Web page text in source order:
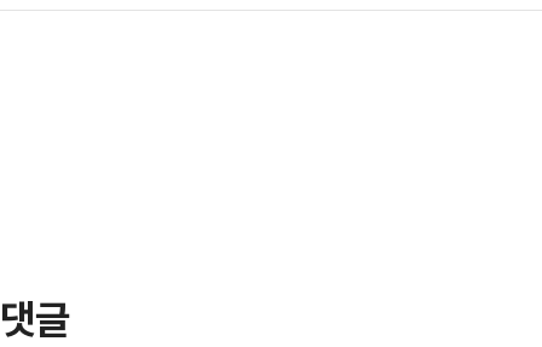
풀어주겠다며 …
33년간 유지해 온 D램 점유율 1위
대변인이 “김 후보자가 머털도사,
댓글